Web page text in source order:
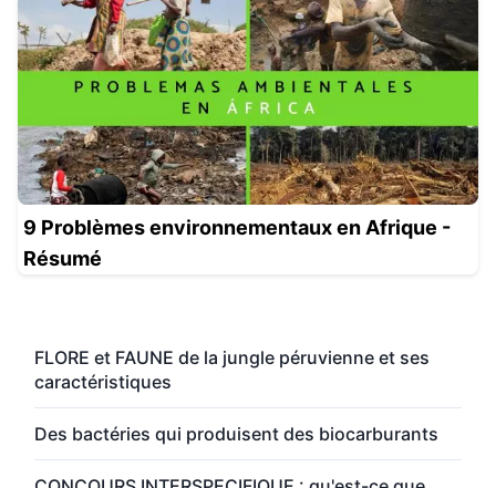
9 Problèmes environnementaux en Afrique -
Résumé
FLORE et FAUNE de la jungle péruvienne et ses
caractéristiques
Des bactéries qui produisent des biocarburants